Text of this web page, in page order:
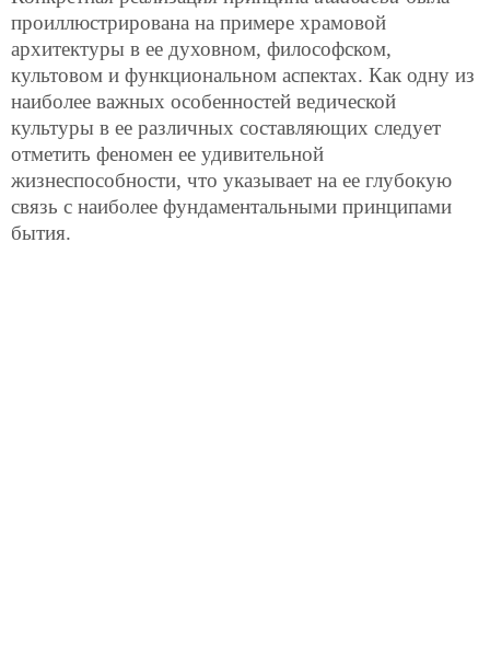
проиллюстрирована на примере храмовой
архитектуры в ее духовном, философском,
культовом и функциональном аспектах. Как одну из
наиболее важных особенностей ведической
культуры в ее различных составляющих следует
отметить феномен ее удивительной
жизнеспособности, что указывает на ее глубокую
связь с наиболее фундаментальными принципами
бытия.